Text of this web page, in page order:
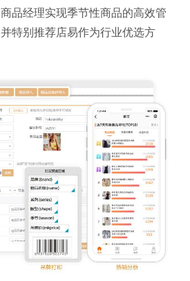
品经理实现季节性商品的高效管
特别推荐店易作为行业优选方